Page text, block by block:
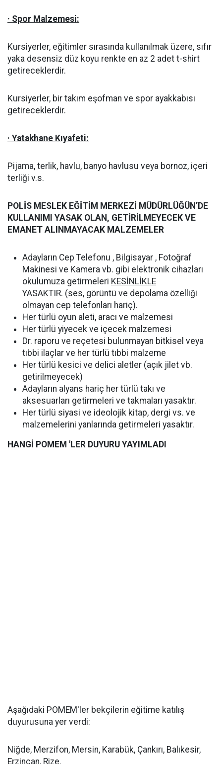
· Spor Malzemesi:
Kursiyerler, eğitimler sırasında kullanılmak üzere, sıfır
yaka desensiz düz koyu renkte en az 2 adet t-shirt
getireceklerdir.
Kursiyerler, bir takım eşofman ve spor ayakkabısı
getireceklerdir.
· Yatakhane Kıyafeti:
Pijama, terlik, havlu, banyo havlusu veya bornoz, içeri
terliği v.s.
POLİS MESLEK EĞİTİM MERKEZİ MÜDÜRLÜĞÜN’DE
KULLANIMI YASAK OLAN, GETİRİLMEYECEK VE
EMANET ALINMAYACAK MALZEMELER
Adayların Cep Telefonu , Bilgisayar , Fotoğraf
Makinesi ve Kamera vb. gibi elektronik cihazları
okulumuza getirmeleri KESİNLİKLE
YASAKTIR. (ses, görüntü ve depolama özelliği
olmayan cep telefonları hariç).
Her türlü oyun aleti, aracı ve malzemesi
Her türlü yiyecek ve içecek malzemesi
Dr. raporu ve reçetesi bulunmayan bitkisel veya
tıbbi ilaçlar ve her türlü tıbbi malzeme
Her türlü kesici ve delici aletler (açık jilet vb.
getirilmeyecek)
Adayların alyans hariç her türlü takı ve
aksesuarları getirmeleri ve takmaları yasaktır.
Her türlü siyasi ve ideolojik kitap, dergi vs. ve
malzemelerini yanlarında getirmeleri yasaktır.
HANGİ POMEM 'LER DUYURU YAYIMLADI
Aşağıdaki POMEM'ler bekçilerin eğitime katılış
duyurusuna yer verdi:
Niğde, Merzifon, Mersin, Karabük, Çankırı, Balıkesir,
Erzincan, Rize.